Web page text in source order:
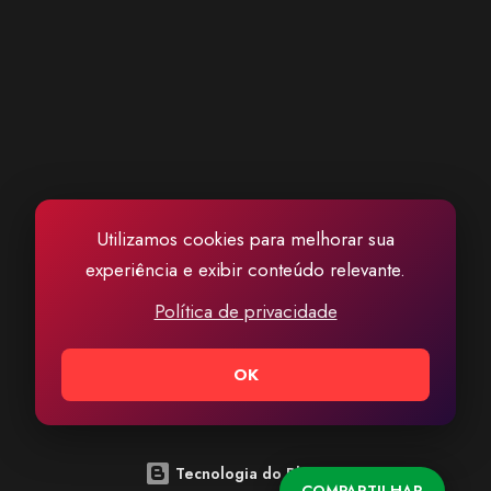
Utilizamos cookies para melhorar sua
experiência e exibir conteúdo relevante.
Política de privacidade
OK
Tecnologia do Blogger